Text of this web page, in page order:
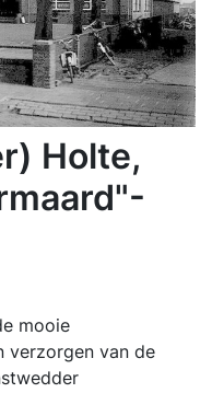
Holte,
mooie
verzorgen van de